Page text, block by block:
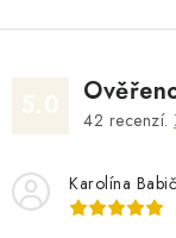
42 recenzí.
Karolína